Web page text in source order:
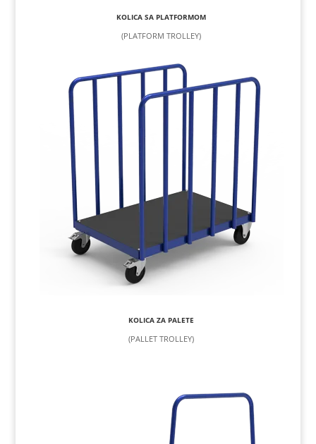
KOLICA SA PLATFORMOM
(PLATFORM TROLLEY)
KOLICA ZA PALETE
(PALLET TROLLEY)